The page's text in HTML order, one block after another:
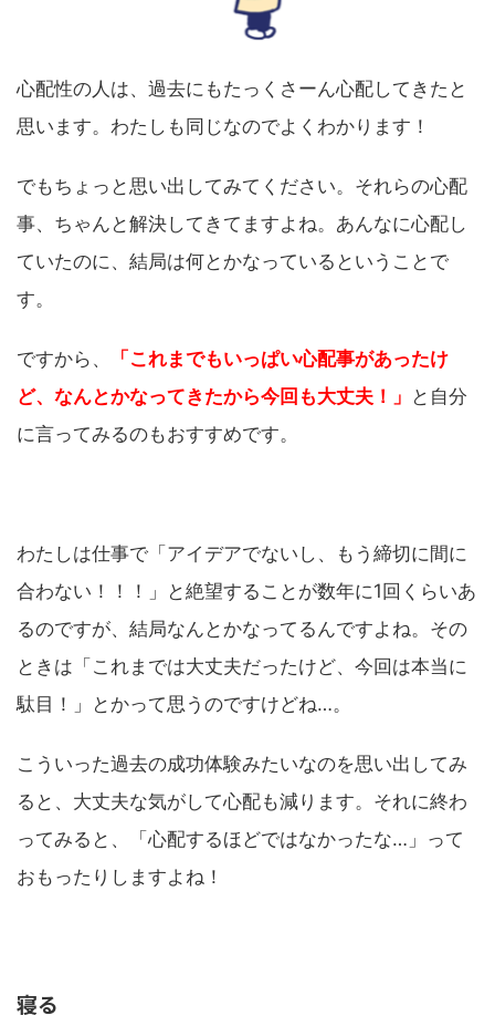
心配性の人は、過去にもたっくさーん心配してきたと
思います。わたしも同じなのでよくわかります！
でもちょっと思い出してみてください。それらの心配
事、ちゃんと解決してきてますよね。あんなに心配し
ていたのに、結局は何とかなっているということで
す。
ですから、
「これまでもいっぱい心配事があったけ
ど、なんとかなってきたから今回も大丈夫！」 と自分
に言ってみるのもおすすめです。
わたしは仕事で「アイデアでないし、もう締切に間に
合わない！！！」と絶望することが数年に1回くらいあ
るのですが、結局なんとかなってるんですよね。その
ときは「これまでは大丈夫だったけど、今回は本当に
駄目！」とかって思うのですけどね…。
こういった過去の成功体験みたいなのを思い出してみ
ると、大丈夫な気がして心配も減ります。それに終わ
ってみると、「心配するほどではなかったな…」って
おもったりしますよね！
寝る